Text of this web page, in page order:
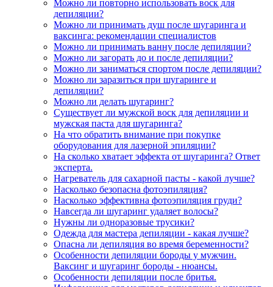
Можно ли повторно использовать воск для
депиляции?
Можно ли принимать душ после шугаринга и
ваксинга: рекомендации специалистов
Можно ли принимать ванну после депиляции?
Можно ли загорать до и после депиляции?
Можно ли заниматься спортом после депиляции?
Можно ли заразиться при шугаринге и
депиляции?
Можно ли делать шугаринг?
Существует ли мужской воск для депиляции и
мужская паста для шугаринга?
На что обратить внимание при покупке
оборудования для лазерной эпиляции?
На сколько хватает эффекта от шугаринга? Ответ
эксперта.
Нагреватель для сахарной пасты - какой лучше?
Насколько безопасна фотоэпиляция?
Насколько эффективна фотоэпиляция груди?
Навсегда ли шугаринг удаляет волосы?
Нужны ли одноразовые трусики?
Одежда для мастера депиляции - какая лучше?
Опасна ли депиляция во время беременности?
Особенности депиляции бороды у мужчин.
Ваксинг и шугаринг бороды - нюансы.
Особенности депиляции после бритья.